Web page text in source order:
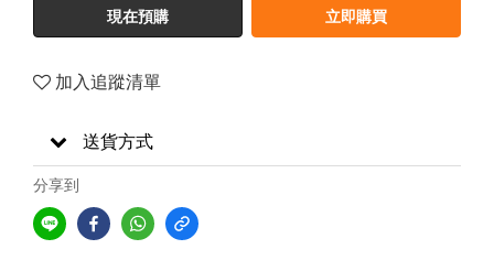
現在預購 立即購買
加入追蹤清單
送貨方式
分享到